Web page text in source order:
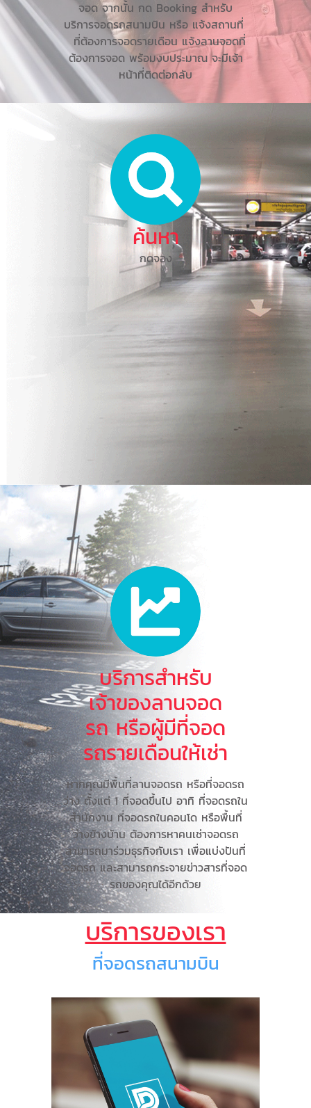
จอด จากนั้น กด Booking สำหรับ
บริการจอดรถสนามบิน หรือ แจ้งสถานที่
ที่ต้องการจอดรายเดือน แจ้งลานจอดที่
ต้องการจอด พร้อมงบประมาณ จะมีเจ้า
หน้าที่ติดต่อกลับ
ค้นหา
กดจอง
บริการสำหรับ
เจ้าของลานจอด
รถ หรือผู้มีที่จอด
รถรายเดือนให้เช่า
หากคุณมีพื้นที่ลานจอดรถ หรือที่จอดรถ
ว่าง ตั้งแต่ 1 ที่จอดขึ้นไป อาทิ ที่จอดรถใน
สำนักงาน ที่จอดรถในคอนโด หรือพื้นที่
ว่างข้างบ้าน ต้องการหาคนเช่าจอดรถ
สามารถมาร่วมธุรกิจกับเรา เพื่อแบ่งปันที่
จอดรถ และสามารถกระจายข่าวสารที่จอด
รถของคุณได้อีกด้วย
บริการของเรา
ที่จอดรถสนามบิน